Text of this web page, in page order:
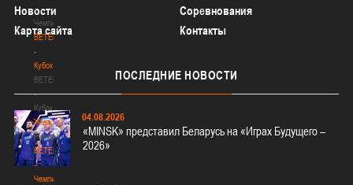
-
Чемпионат
BETERA
-
Кубок
BETERA
-
Кубок
Женщины
Женщины
BETERA
-
Чемпионат
Новости
Соревнования
Карта сайта
Контакты
ПОСЛЕДНИЕ НОВОСТИ
04.08.2026
«MINSK» представил Беларусь на «Играх Будущего –
2026»